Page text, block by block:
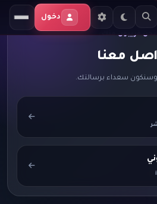
دخول
نحن قريبون منك
معنا
وسنكون سعداء برسالتك.